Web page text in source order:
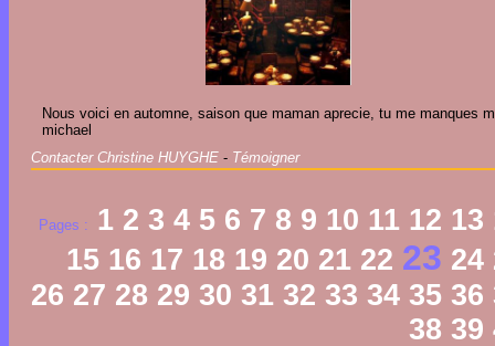
Nous voici en automne, saison que maman aprecie, tu me manques
michael
Contacter Christine HUYGHE - Témoigner
Pages : 1 2 3 4 5 6 7 8 9 10 11 12 13
15 16 17 18 19 20 21 22 23 24
26 27 28 29 30 31 32 33 34 35 36
38 39